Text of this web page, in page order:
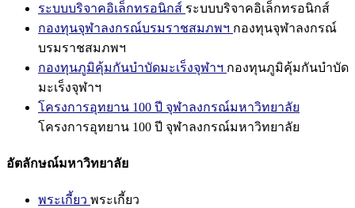
ระบบบริจาคอิเล็กทรอนิกส์ ระบบบริจาคอิเล็กทรอนิกส์
กองทุนจุฬาลงกรณ์บรมราชสมภพฯ กองทุนจุฬาลงกรณ์
บรมราชสมภพฯ
กองทุนภูมิคุ้มกันบำบัดมะเร็งจุฬาฯ กองทุนภูมิคุ้มกันบำบัด
มะเร็งจุฬาฯ
โครงการอุทยาน 100 ปี จุฬาลงกรณ์มหาวิทยาลัย
โครงการอุทยาน 100 ปี จุฬาลงกรณ์มหาวิทยาลัย
อัตลักษณ์มหาวิทยาลัย
พระเกี้ยว พระเกี้ยว